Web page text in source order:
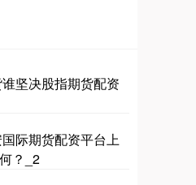
坚决股指期货配资
际期货配资平台上
？_2